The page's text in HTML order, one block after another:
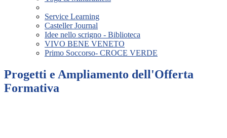
Service Learning
Casteller Journal
Idee nello scrigno - Biblioteca
VIVO BENE VENETO
Primo Soccorso- CROCE VERDE
Progetti e Ampliamento dell'Offerta
Formativa